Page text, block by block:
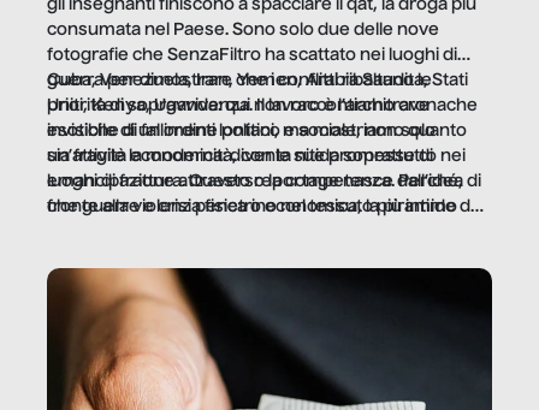
gli insegnanti finiscono a spacciare il qat, la droga più
consumata nel Paese. Sono solo due delle nove
fotografie che SenzaFiltro ha scattato nei luoghi di
guerra per dimostrare che i conflitti ribaltano le
priorità di sopravvivenza. Il lavoro è l’architrave
invisibile di un ordine politico e sociale, non solo
un’attività economica: diventa nitida soprattutto nei
luoghi di frattura. Questo reportage nasce dall’idea
che guerre e crisi penetrino nel tessuto più intimo
Cuba, Venezuela, Iran, Yemen, Arabia Saudita, Stati
Uniti, Kenya, Uganda: qui non raccontiamo cronache
esotiche di fallimenti lontani, ma mostriamo quanto
sia fragile la modernità, con le sue promesse di
emancipazione attraverso la competenza. Perché, di
fronte alla violenza fisica o economica, la piramide del